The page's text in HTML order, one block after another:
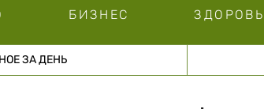
БИЗНЕС
ЗА ДЕНЬ